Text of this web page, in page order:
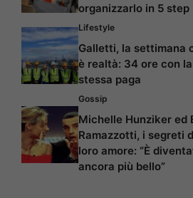
organizzarlo in 5 step
Lifestyle
Galletti, la settimana
è realtà: 34 ore con la
stessa paga
Gossip
Michelle Hunziker ed
Ramazzotti, i segreti
loro amore: “È
ancora più bello”